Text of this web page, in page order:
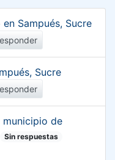
Sampués, Sucre
Sucre
municipio de
Sin respuestas